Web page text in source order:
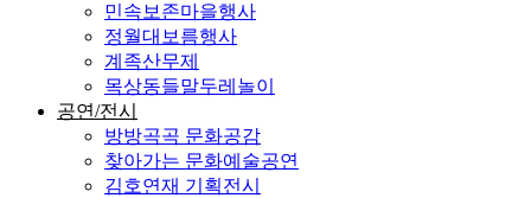
민속보존마을행사
정월대보름행사
계족산무제
목상동들말두레놀이
공연/전시
방방곡곡 문화공감
찾아가는 문화예술공연
김호연재 기획전시